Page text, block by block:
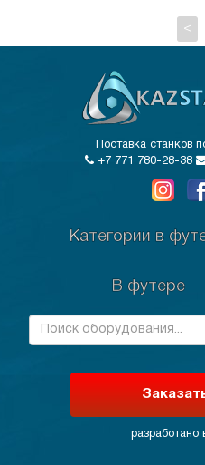
<
Поставка станков
+7 771 780-28-38
Категории в
В футере
разработано